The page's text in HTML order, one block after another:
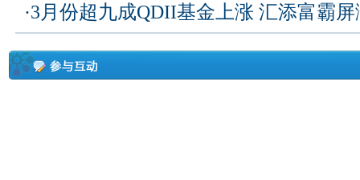
·3月份超九成QDII基金上涨 汇添富霸